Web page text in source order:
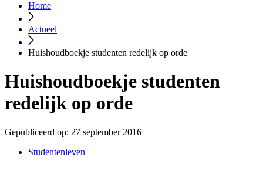
Home
Actueel
Huishoudboekje studenten redelijk op orde
Huishoudboekje studenten
redelijk op orde
Gepubliceerd op: 27 september 2016
Studentenleven